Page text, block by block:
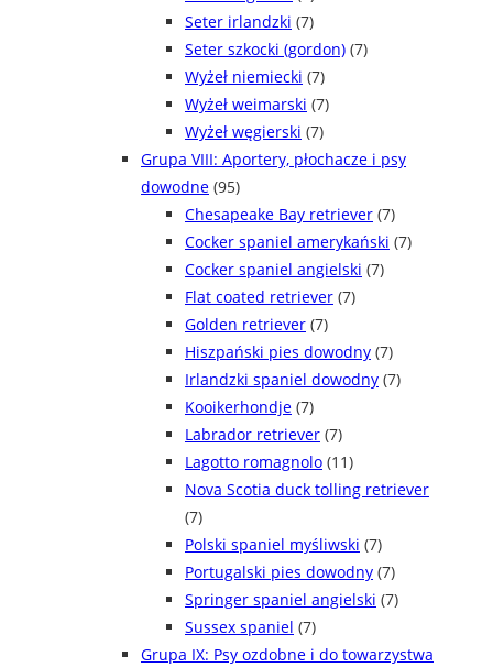
Seter irlandzki (7)
Seter szkocki (gordon) (7)
Wyżeł niemiecki (7)
Wyżeł weimarski (7)
Wyżeł węgierski (7)
Grupa VIII: Aportery, płochacze i psy
dowodne (95)
Chesapeake Bay retriever (7)
Cocker spaniel amerykański (7)
Cocker spaniel angielski (7)
Flat coated retriever (7)
Golden retriever (7)
Hiszpański pies dowodny (7)
Irlandzki spaniel dowodny (7)
Kooikerhondje (7)
Labrador retriever (7)
Lagotto romagnolo (11)
Nova Scotia duck tolling retriever
(7)
Polski spaniel myśliwski (7)
Portugalski pies dowodny (7)
Springer spaniel angielski (7)
Sussex spaniel (7)
Grupa IX: Psy ozdobne i do towarzystwa